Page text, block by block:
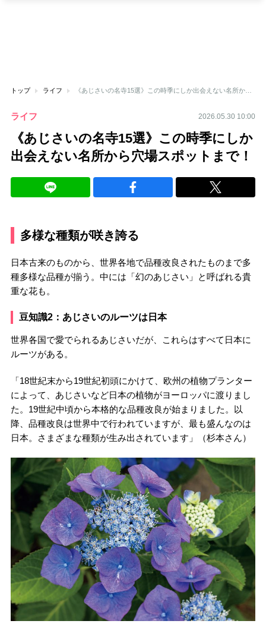
トップ ライフ 《あじさいの名寺15選》この時季にしか出会えない名所から穴場スポットまで！
ライフ 2026.05.30 10:00
《あじさいの名寺15選》この時季にしか
出会えない名所から穴場スポットまで！
多様な種類が咲き誇る
日本古来のものから、世界各地で品種改良されたものまで多
種多様な品種が揃う。中には「幻のあじさい」と呼ばれる貴
重な花も。
豆知識2：あじさいのルーツは日本
世界各国で愛でられるあじさいだが、これらはすべて日本に
ルーツがある。
「18世紀末から19世紀初頭にかけて、欧州の植物プランター
によって、あじさいなど日本の植物がヨーロッパに渡りまし
た。19世紀中頃から本格的な品種改良が始まりました。以
降、品種改良は世界中で行われていますが、最も盛んなのは
日本。さまざまな種類が生み出されています」（杉本さん）